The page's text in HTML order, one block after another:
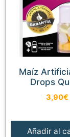
Maíz Artificial Real
Drops
3,90€
Añadir al